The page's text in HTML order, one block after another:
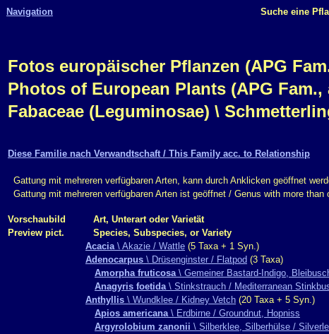
Navigation Suche eine
Fotos europäischer Pflanzen (APG
Photos of European Plants (APG
Fabaceae (Leguminosae) \
Diese Familie nach Verwandtschaft / This Family acc. to Relationship
Gattung mit mehreren verfügbaren Arten, kann durch Anklicken geöffnet
Gattung mit mehreren verfügbaren Arten ist geöffnet / Genus with more than
Vorschaubild Art, Unterart oder Varietät
Preview pict.
Species, Subspecies, or Variety
Acacia\ Akazie / Wattle (5 Taxa + 1 Syn.)
Adenocarpus \ Drüsenginster / Flatpod (3 Taxa)
Amorpha fruticosa\ Gemeiner Bastard-Indigo,
Anagyris foetida\ Stinkstrauch / Mediterranean
Anthyllis \ Wundklee / Kidney Vetch (20 Taxa + 5 Syn.)
Apios americana\ Erdbirne / Groundnut, Hopniss
Argyrolobium zanonii \ Silberklee, Silberhülse /